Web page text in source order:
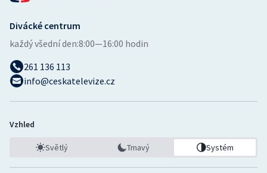
Divácké centrum
každý všední den:8:00—16:00 hodin
261 136 113
info@ceskatelevize.cz
Vzhled
Světlý Tmavý Systém